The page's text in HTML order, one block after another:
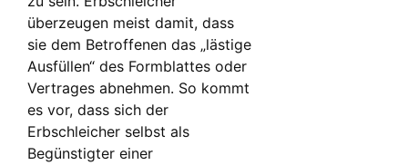
überzeugen meist damit, dass
sie dem Betroffenen das „lästige
Ausfüllen“ des Formblattes oder
Vertrages abnehmen. So kommt
es vor, dass sich der
Erbschleicher selbst als
Begünstigter einer